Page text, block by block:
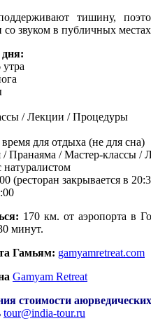
тишину,
звуком в публичных
дня:
/ Лекции / Процедуры
для отдыха (не для сна)
/ Пранаяма / Мастер-классы /
натуралистом
(ресторан закрывается в
170 км. от аэропорта в
минут.
Гамьям: gamyamretreat.com
Gamyam Retreat
стоимости
tour@india-tour.ru